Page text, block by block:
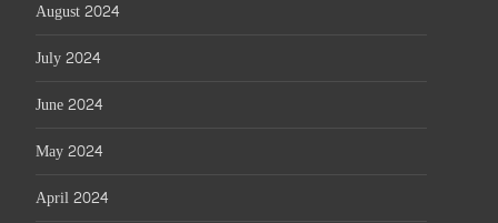
August 2024
July 2024
June 2024
May 2024
April 2024